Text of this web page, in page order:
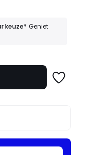
keuze* Geniet